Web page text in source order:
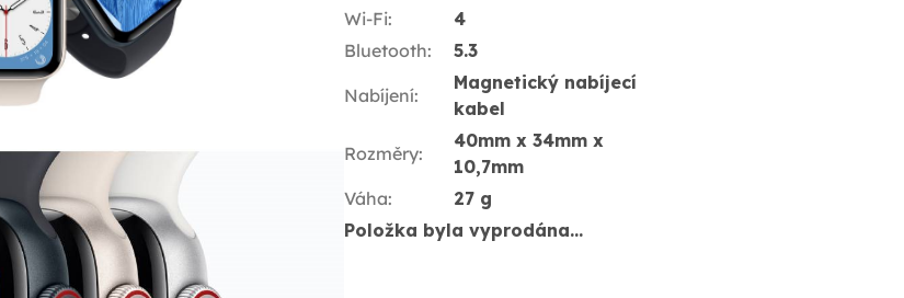
Wi-Fi:
4
Bluetooth: 5.3
Nabíjení:
Magnetický nabíjecí
kabel
Rozměry:
40mm x 34mm x
10,7mm
Váha:
27 g
Položka byla vyprodána…